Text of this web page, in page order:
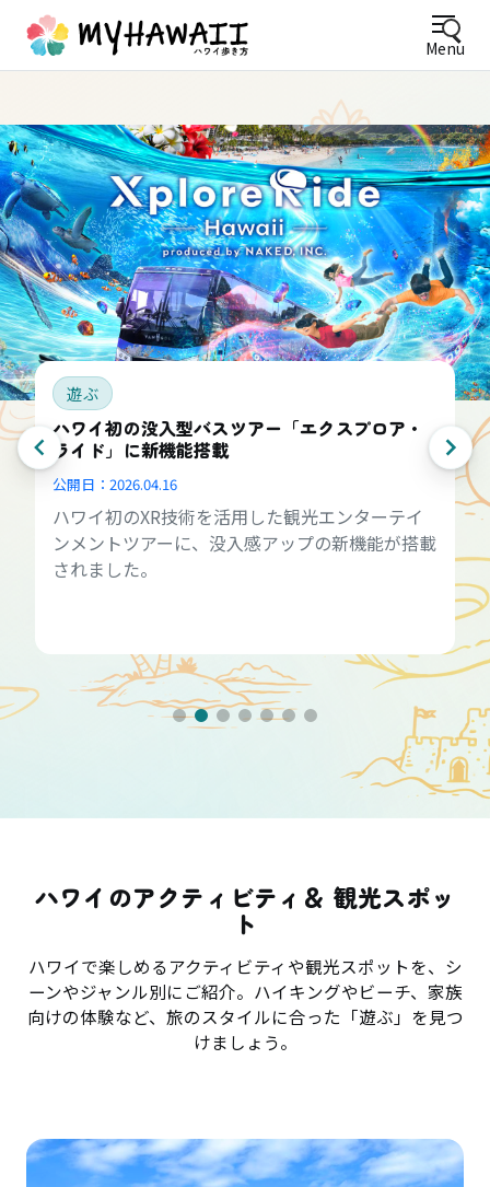
Menu
遊ぶ
ハワイ初の没入型バスツアー「エクスプロア・
ライド」に新機能搭載
公開日： 2026.04.16
ハワイ初のXR技術を活用した観光エンターテイ
ンメントツアーに、没入感アップの新機能が搭載
されました。
ハワイのアクティビティ＆ 観光スポッ
ト
ハワイで楽しめるアクティビティや観光スポットを、シ
ーンやジャンル別にご紹介。ハイキングやビーチ、家族
向けの体験など、旅のスタイルに合った「遊ぶ」を見つ
けましょう。